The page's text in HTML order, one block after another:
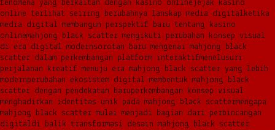
fenomena yang berkaitan dengan kasino onlinejejak kasino
online terlihat seiring berubahnya lanskap media digitalketika
media digital membangun perspektif baru tentang kasino
onlinemahjong black scatter mengikuti perubahan konsep visual
di era digital modernsorotan baru mengenai mahjong black
scatter dalam perkembangan platform interaktifmenelusuri
perjalanan kreatif menuju era mahjong black scatter yang lebih
modernperubahan ekosistem digital membentuk mahjong black
scatter dengan pendekatan baruperkembangan konsep visual
menghadirkan identitas unik pada mahjong black scattermengapa
mahjong black scatter mulai menjadi bagian dari perbincangan
digitaldi balik transformasi desain mahjong black scatter